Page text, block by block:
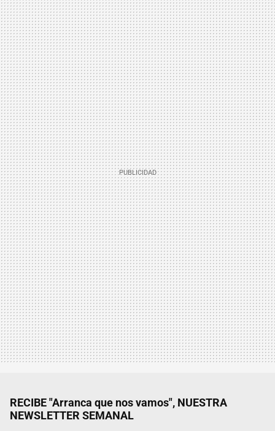
RECIBE "Arranca que nos vamos", NUESTRA
NEWSLETTER SEMANAL